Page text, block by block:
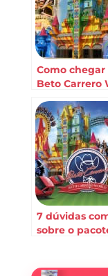
Como chegar
Beto Carrero
Bombinhas?
7 dúvidas
sobre o